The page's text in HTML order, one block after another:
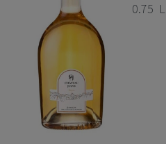
0.75